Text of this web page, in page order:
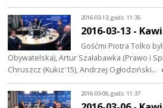
2016-03-13, godz. 11:35
2016-03-13 -
Gośćmi Piotra Tolko
Obywatelska), Artur Szałabawka (Prawo i
Chruszcz (Kukiz'15), Andrzej Ogłodziński…
2016-03-06, godz. 11:37